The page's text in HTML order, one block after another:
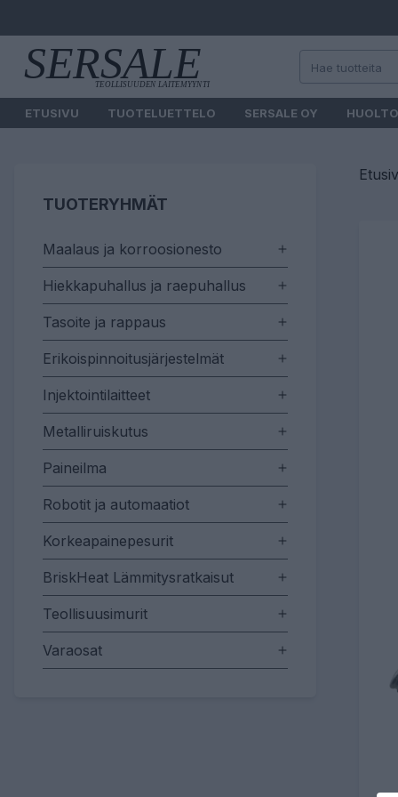
ETUSIVU TUOTELUETTELO SERSALE OY HUOLTO
TUOTERYHMÄT
Maalaus ja korroosionesto
Hiekkapuhallus ja raepuhallus
Tasoite ja rappaus
Erikoispinnoitusjärjestelmät
Injektointilaitteet
Metalliruiskutus
Paineilma
Robotit ja automaatiot
Korkeapainepesurit
BriskHeat Lämmitysratkaisut
Teollisuusimurit
Varaosat